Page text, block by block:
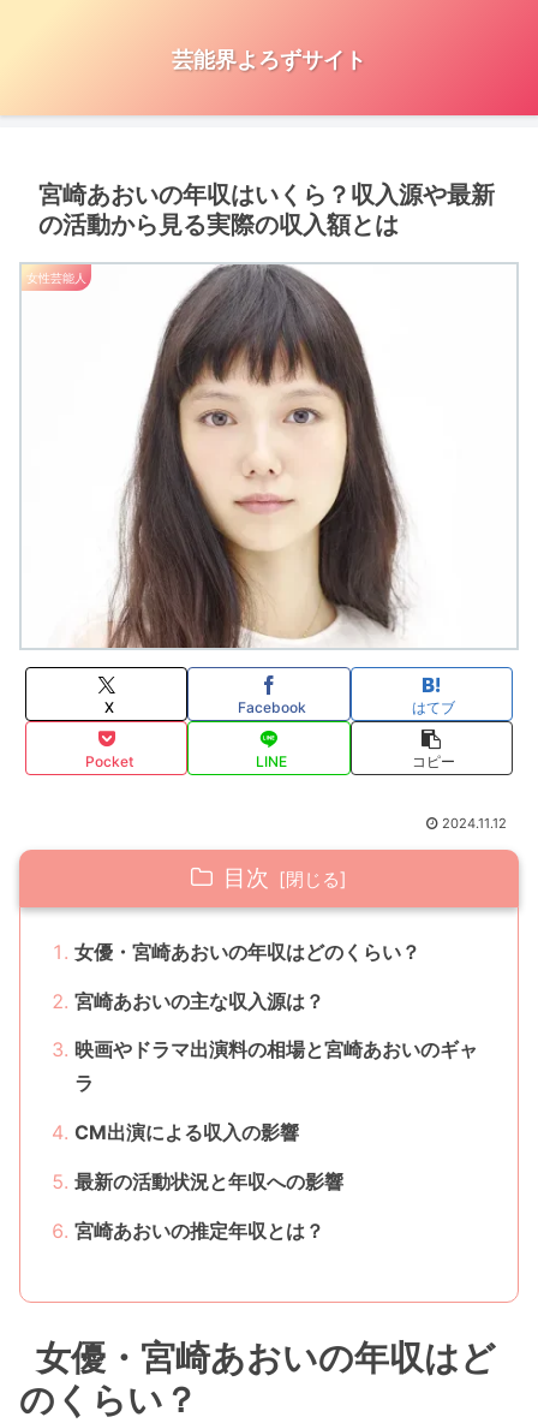
芸能界よろずサイト
宮崎あおいの年収はいくら？収入源や最新
の活動から見る実際の収入額とは
女性芸能人
X Facebook はてブ
Pocket LINE コピー
2024.11.12
目次
女優・宮崎あおいの年収はどのくらい？
宮崎あおいの主な収入源は？
映画やドラマ出演料の相場と宮崎あおいのギャ
ラ
CM出演による収入の影響
最新の活動状況と年収への影響
宮崎あおいの推定年収とは？
女優・宮崎あおいの年収はど
のくらい？